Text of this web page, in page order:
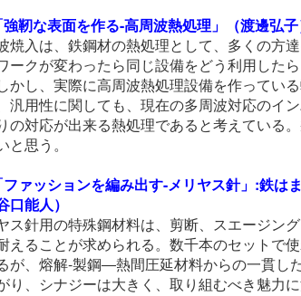
靭な表面を作る-高周波熱処理」（渡邊弘子
焼入は、鉄鋼材の熱処理として、多くの方
ークが変わったら同じ設備をどう利用した
かし、実際に高周波熱処理設備を作ってい
汎用性に関しても、現在の多周波対応のイ
の対応が出来る熱処理であると考えている
と思う。
ァッションを編み出す-メリヤス針」:鉄は
口能人）
ス針用の特殊鋼材料は、剪断、スエージン
えることが求められる。数千本のセットで
が、熔解-製鋼―熱間圧延材料からの一貫し
り、シナジーは大きく、取り組むべき魅力に